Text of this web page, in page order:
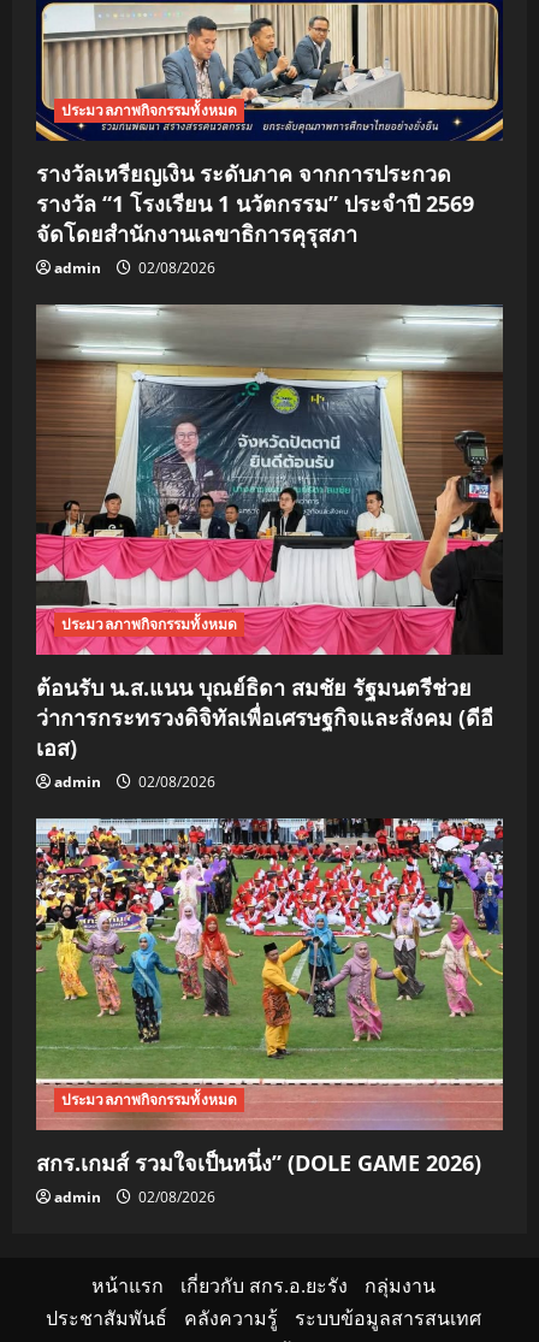
ประมวลภาพกิจกรรมทั้งหมด
รางวัลเหรียญเงิน ระดับภาค จากการประกวด
รางวัล “1 โรงเรียน 1 นวัตกรรม” ประจำปี 2569
จัดโดยสำนักงานเลขาธิการคุรุสภา
admin 02/08/2026
ประมวลภาพกิจกรรมทั้งหมด
ต้อนรับ น.ส.แนน บุณย์ธิดา สมชัย รัฐมนตรีช่วย
ว่าการกระทรวงดิจิทัลเพื่อเศรษฐกิจและสังคม (ดีอี
เอส)
admin 02/08/2026
ประมวลภาพกิจกรรมทั้งหมด
สกร.เกมส์ รวมใจเป็นหนึ่ง” (DOLE GAME 2026)
admin 02/08/2026
หน้าแรก เกี่ยวกับ สกร.อ.ยะรัง
กลุ่มงาน
ประชาสัมพันธ์
คลังความรู้
ระบบข้อมูลสารสนเทศ